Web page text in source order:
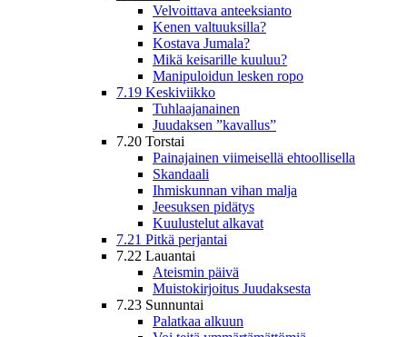
Velvoittava anteeksianto
Kenen valtuuksilla?
Kostava Jumala?
Mikä keisarille kuuluu?
Manipuloidun lesken ropo
7.19 Keskiviikko
Tuhlaajanainen
Juudaksen ”kavallus”
7.20 Torstai
Painajainen viimeisellä ehtoollisella
Skandaali
Ihmiskunnan vihan malja
Jeesuksen pidätys
Kuulustelut alkavat
7.21 Pitkä perjantai
7.22 Lauantai
Ateismin päivä
Muistokirjoitus Juudaksesta
7.23 Sunnuntai
Palatkaa alkuun